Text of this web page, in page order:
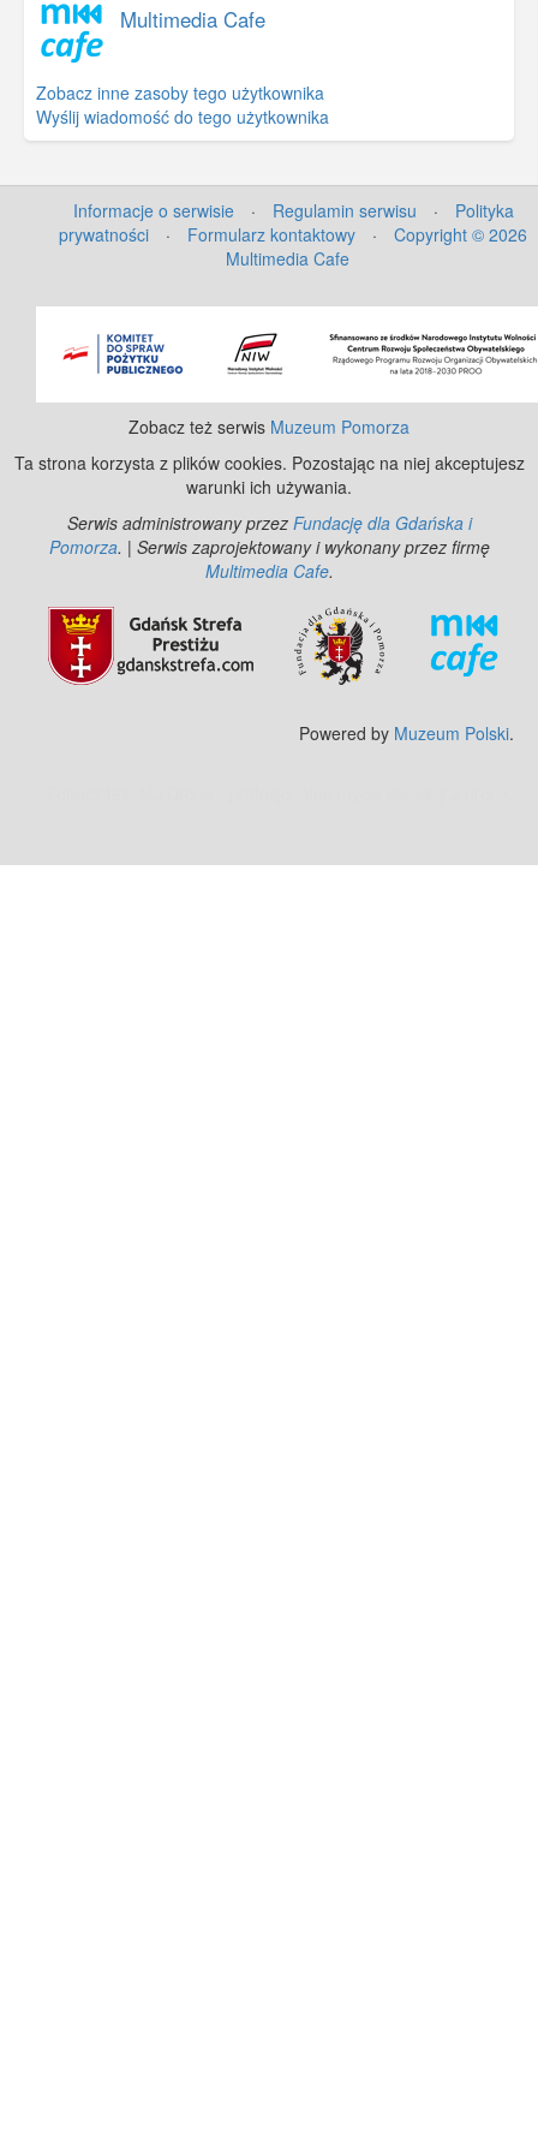
Multimedia Cafe
Zobacz inne zasoby tego użytkownika
Wyślij wiadomość do tego użytkownika
Informacje o serwisie · Regulamin serwisu ·
Polityka
prywatności
· Formularz kontaktowy ·
Copyright © 2026
Multimedia Cafe
Zobacz też serwis Muzeum Pomorza
Ta strona korzysta z plików cookies. Pozostając na niej akceptujesz
warunki ich używania.
Serwis administrowany przez Fundację dla Gdańska i
Pomorza. | Serwis zaprojektowany i wykonany przez firmę
Multimedia Cafe.
Powered by Muzeum Polski.